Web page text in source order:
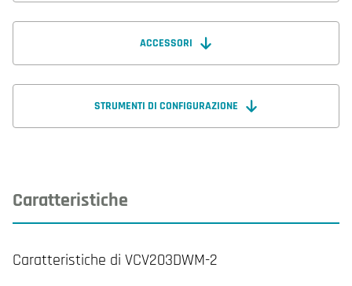
ACCESSORI
STRUMENTI DI CONFIGURAZIONE
Caratteristiche
Caratteristiche di VCV203DWM-2